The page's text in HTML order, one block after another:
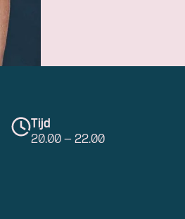
Tijd
20.00 - 22.00